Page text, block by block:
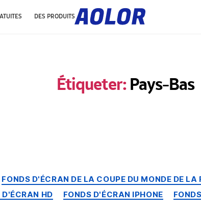
DES PRODUITS
o
g
o
Étiqueter:Pays-Bas
Catégories
FONDS D'ÉCRAN DE LA COUPE DU MONDE DE LA
D'ÉCRAN HD
FONDS D'ÉCRAN IPHONE